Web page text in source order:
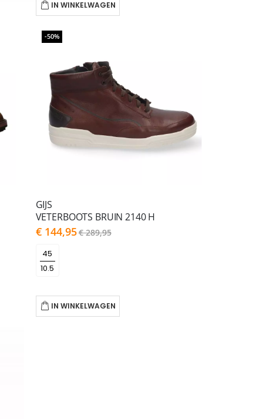
IN WINKELWAGEN
-50%
GIJS
VETERBOOTS BRUIN 2140 H
As
low
€ 144,95€ 289,95
10.5
IN WINKELWAGEN